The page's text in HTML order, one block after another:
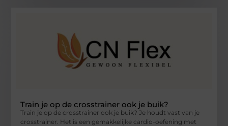
Train je op de crosstrainer ook je buik?
Train je op de crosstrainer ook je buik? Je houdt vast van je
crosstrainer. Het is een gemakkelijke cardio-oefening met